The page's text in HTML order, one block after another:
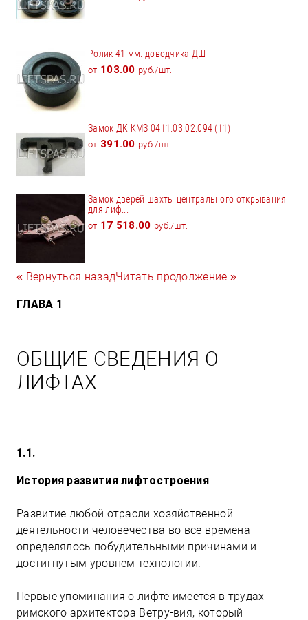
Ролик 41 мм. доводчика ДШ
от 103.00 руб./шт.
Замок ДК КМЗ 0411.03.02.094 (11)
от 391.00 руб./шт.
Замок дверей шахты центрального открывания
для лиф...
от 17 518.00 руб./шт.
« Вернуться назадЧитать продолжение »
ГЛАВА 1
ОБЩИЕ СВЕДЕНИЯ О
ЛИФТАХ
1.1.
История развития лифтостроения
Развитие любой отрасли хозяйственной
деятельности человечества во все времена
определялось побудительными причинами и
достигнутым уровнем технологии.
Первые упоминания о лифте имеется в трудах
римского архитектора Ветру-вия, который